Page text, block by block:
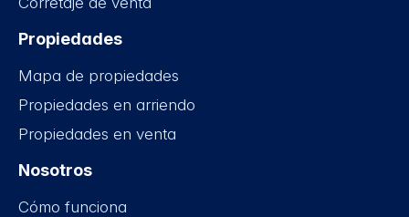
Propiedades
Mapa de propiedades
Propiedades en arriendo
Propiedades en venta
Nosotros
Cómo funciona